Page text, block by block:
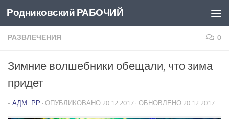
Перейти к содержимому
Родниковский РАБОЧИЙ
РАЗВЛЕЧЕНИЯ 0
Зимние волшебники обещали, что зима
придет
- АДМ_РР · ОПУБЛИКОВАНО 20.12.2017 · ОБНОВЛЕНО 20.12.2017